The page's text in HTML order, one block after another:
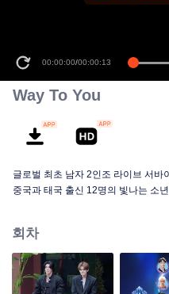
00:00:00/00:00:13
Way To You
글로벌 최초 남자 2인조 라이브 서바
중국과 태국 출신 12명의 빛나는 소
수 있으며 첫 만남의 설레임부터 환
고의 인기 조로 선발된 커플은 세계
회차